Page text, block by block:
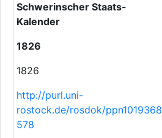
Schwerinscher Staats-
Kalender
1826
1826
http://purl.uni-
rostock.de/rosdok/ppn1019368
578